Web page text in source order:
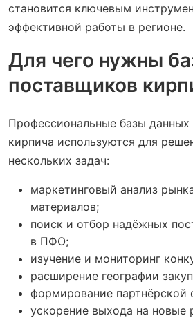
становится ключевым
эффективной работы в регионе.
Для чего нужны
поставщиков
Профессиональные базы
кирпича используются для
нескольких задач:
маркетинговый анализ
материалов;
поиск и отбор надёжных
в ПФО;
изучение и мониторинг
расширение географии
формирование партнёрской
ускорение выхода на новые